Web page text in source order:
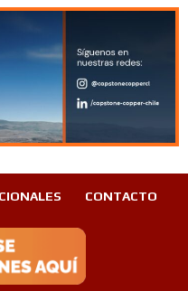
CONTACTO